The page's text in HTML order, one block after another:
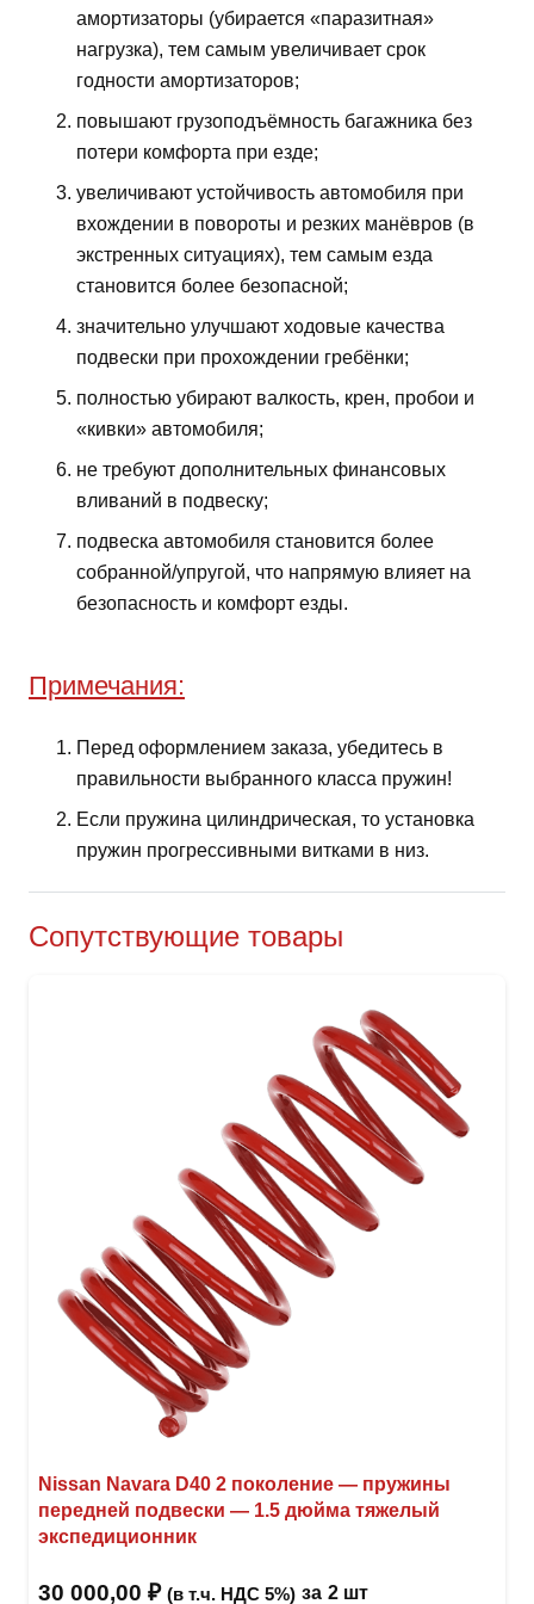
амортизаторы (убирается «паразитная»
нагрузка), тем самым увеличивает срок
годности амортизаторов;
повышают грузоподъёмность багажника без
потери комфорта при езде;
увеличивают устойчивость автомобиля при
вхождении в повороты и резких манёвров (в
экстренных ситуациях), тем самым езда
становится более безопасной;
значительно улучшают ходовые качества
подвески при прохождении гребёнки;
полностью убирают валкость, крен, пробои и
«кивки» автомобиля;
не требуют дополнительных финансовых
вливаний в подвеску;
подвеска автомобиля становится более
собранной/упругой, что напрямую влияет на
безопасность и комфорт езды.
Примечания:
Перед оформлением заказа, убедитесь в
правильности выбранного класса пружин!
Если пружина цилиндрическая, то установка
пружин прогрессивными витками в низ.
Сопутствующие товары
Nissan Navara D40 2 поколение — пружины
передней подвески — 1.5 дюйма тяжелый
экспедиционник
30 000,00 ₽ (в т.ч. НДС 5%) за 2 шт